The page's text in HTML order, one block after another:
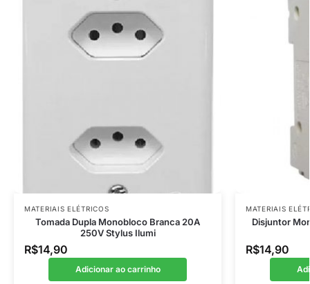
MATERIAIS ELÉTRICOS
Tomada Dupla Monobloco Branca 20A
250V Stylus Ilumi
R$14,90
Adicionar ao carrinho
MATERIAIS
Disjuntor
R$14,90